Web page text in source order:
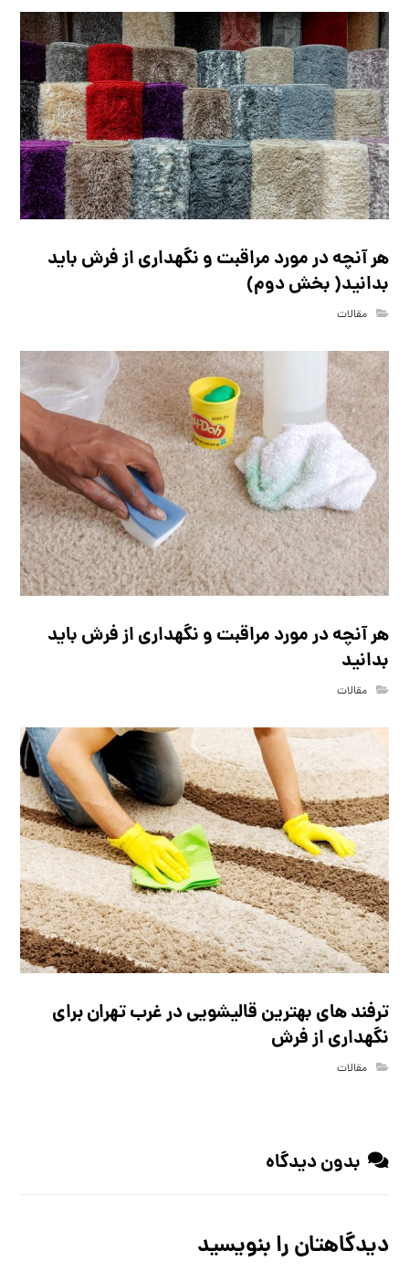
هر آنچه در مورد مراقبت و نگهداری از فرش باید
بدانید( بخش دوم)
مقالات
هر آنچه در مورد مراقبت و نگهداری از فرش باید
بدانید
مقالات
ترفند های بهترین قالیشویی در غرب تهران برای
نگهداری از فرش
مقالات
بدون دیدگاه
دیدگاهتان را بنویسید